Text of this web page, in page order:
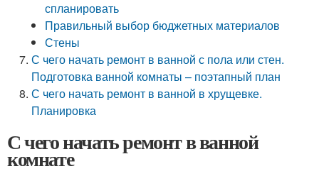
спланировать
Правильный выбор бюджетных материалов
Стены
С чего начать ремонт в ванной с пола или стен.
Подготовка ванной комнаты – поэтапный план
С чего начать ремонт в ванной в хрущевке.
Планировка
С чего начать ремонт в ванной
комнате